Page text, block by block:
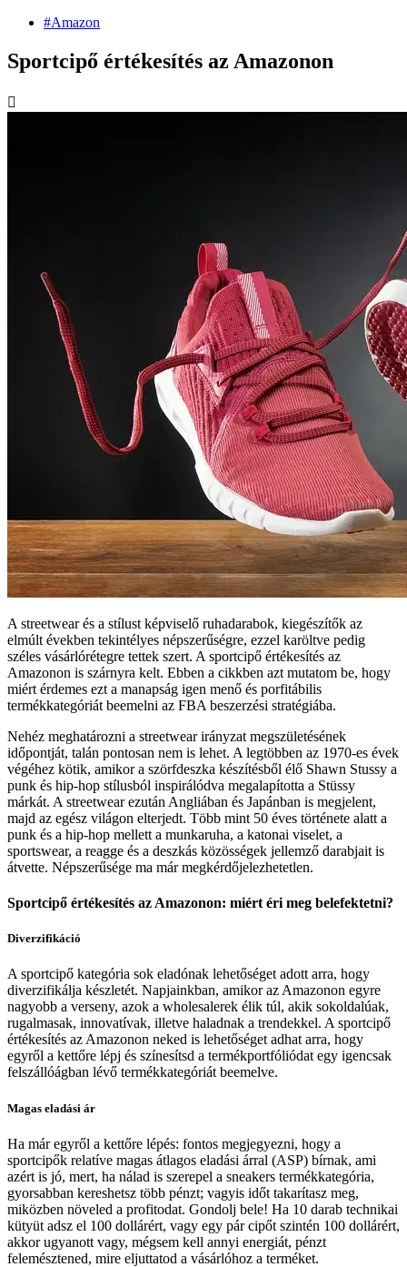
#Amazon
Sportcipő értékesítés az Amazonon
A streetwear és a stílust képviselő ruhadarabok, kiegészítők az
elmúlt években tekintélyes népszerűségre, ezzel karöltve pedig
széles vásárlórétegre tettek szert. A sportcipő értékesítés az
Amazonon is szárnyra kelt. Ebben a cikkben azt mutatom be, hogy
miért érdemes ezt a manapság igen menő és porfitábilis
termékkategóriát beemelni az FBA beszerzési stratégiába.
Nehéz meghatározni a streetwear irányzat megszületésének
időpontját, talán pontosan nem is lehet. A legtöbben az 1970-es évek
végéhez kötik, amikor a szörfdeszka készítésből élő Shawn Stussy a
punk és hip-hop stílusból inspirálódva megalapította a Stüssy
márkát. A streetwear ezután Angliában és Japánban is megjelent,
majd az egész világon elterjedt. Több mint 50 éves története alatt a
punk és a hip-hop mellett a munkaruha, a katonai viselet, a
sportswear, a reagge és a deszkás közösségek jellemző darabjait is
átvette. Népszerűsége ma már megkérdőjelezhetetlen.
Sportcipő értékesítés az Amazonon: miért éri meg belefektetni?
Diverzifikáció
A sportcipő kategória sok eladónak lehetőséget adott arra, hogy
diverzifikálja készletét. Napjainkban, amikor az Amazonon egyre
nagyobb a verseny, azok a wholesalerek élik túl, akik sokoldalúak,
rugalmasak, innovatívak, illetve haladnak a trendekkel. A sportcipő
értékesítés az Amazonon neked is lehetőséget adhat arra, hogy
egyről a kettőre lépj és színesítsd a termékportfóliódat egy igencsak
felszállóágban lévő termékkategóriát beemelve.
Magas eladási ár
Ha már egyről a kettőre lépés: fontos megjegyezni, hogy a
sportcipők relatíve magas átlagos eladási árral (ASP) bírnak, ami
azért is jó, mert, ha nálad is szerepel a sneakers termékkategória,
gyorsabban kereshetsz több pénzt; vagyis időt takarítasz meg,
miközben növeled a profitodat. Gondolj bele! Ha 10 darab technikai
kütyüt adsz el 100 dollárért, vagy egy pár cipőt szintén 100 dollárért,
akkor ugyanott vagy, mégsem kell annyi energiát, pénzt
felemésztened, mire eljuttatod a vásárlóhoz a terméket.